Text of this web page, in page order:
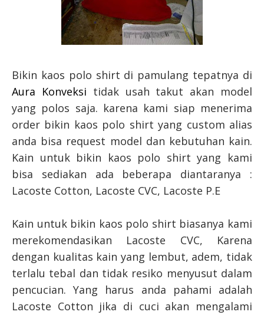
Bikin kaos polo shirt di pamulang tepatnya di
Aura Konveksi tidak usah takut akan model
yang polos saja. karena kami siap menerima
order bikin kaos polo shirt yang custom alias
anda bisa request model dan kebutuhan kain.
Kain untuk bikin kaos polo shirt yang kami
bisa sediakan ada beberapa diantaranya :
Lacoste Cotton, Lacoste CVC, Lacoste P.E
Kain untuk bikin kaos polo shirt biasanya kami
merekomendasikan Lacoste CVC, Karena
dengan kualitas kain yang lembut, adem, tidak
terlalu tebal dan tidak resiko menyusut dalam
pencucian. Yang harus anda pahami adalah
Lacoste Cotton jika di cuci akan mengalami